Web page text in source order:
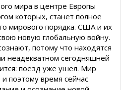
мира в центре Европы
которых, станет полное
мирового порядка. США и их
новую глобальную войну.
потому что находятся
неадекватном сегодняшней
поезд уже ушел. Мир
поэтому время сейчас